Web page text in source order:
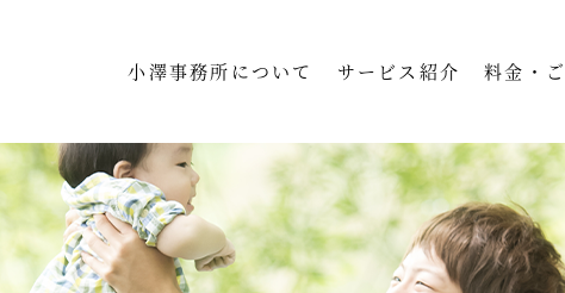
小澤事務所について サービス紹介 料金・